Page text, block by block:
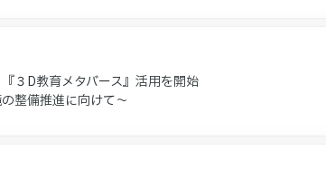
３D教育メタバース』活用を開始
整備推進に向けて～